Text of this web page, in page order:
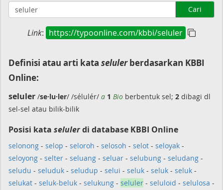
Cari
Link: https://typoonline.com/kbbi/seluler
Definisi atau arti kata selulerberdasarkan KBBI
Online:
seluler /se·lu·ler/ /sélulér/ a 1 Bio berbentuk sel; 2 dibagi dl
sel-sel atau bilik-bilik
Posisi kata selulerdi database KBBI Online
selonong - selop - seloroh - selosoh - selot - seloyak -
seloyong - selter - seluang - seluar - selubung - seludang -
seludu - seluduk - seludup - selui - seluk - seluk - seluk -
selukat - seluk-beluk - selukung - seluler - seluloid - selulosa -